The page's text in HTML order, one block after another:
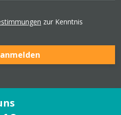
zur Kenntnis